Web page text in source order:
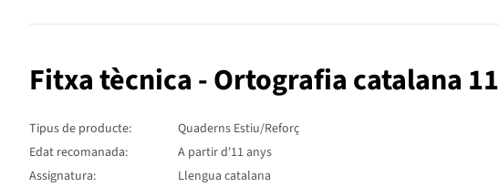
Fitxa tècnica - Ortografia catalana 11
Tipus de producte:
Quaderns Estiu/Reforç
Edat recomanada:
A partir d'11 anys
Assignatura:
Llengua catalana